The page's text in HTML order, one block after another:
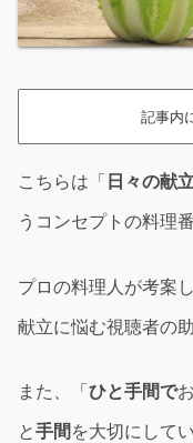
記事内
こちらは「 日々の献
うコンセプトの料理
プロの料理人が考案
献立に悩む視聴者の
また、「 ひと手間で
と手間 を大切にして